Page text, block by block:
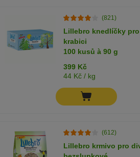
(821)
Lillebro knedlíčky
krabici
100 kusů à 90 g
399 Kč
44 Kč / kg
(612)
Lillebro krmivo pro